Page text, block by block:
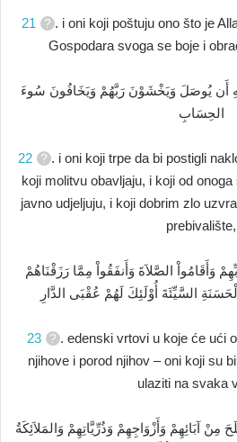
21
. i oni koji poštuju ono što je
Gospodara svoga se boje i
بِهِ أَن يُوصَلَ وَيَخْشَوْنَ رَبَّهُمْ وَيَخَافُونَ سُوءَ
الحِسَابِ
22
. i oni koji trpe da bi postigli
koji molitvu obavljaju, i koji od
javno udjeljuju, i koji dobrim zlo
prebivalište,
وَأَقَامُواْ الصَّلاَةَ وَأَنفَقُواْ مِمَّا رَزَقْنَاهُمْ
السَّيِّئَةَ أُوْلَئِكَ لَهُمْ عُقْبَى الدَّارِ
23
. edenski vrtovi u koje će ući
njihove i porod njihov – oni koji su
ulaziti na svaka
آبَائِهِمْ وَأَزْوَاجِهِمْ وَذُرِّيَّاتِهِمْ وَالمَلاَئِكَةُ